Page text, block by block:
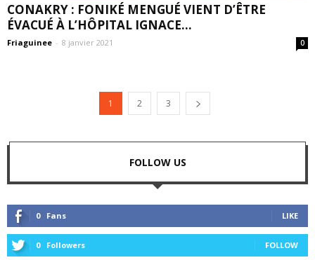
CONAKRY : FONIKÉ MENGUÉ VIENT D’ÊTRE
ÉVACUÉ À L’HÔPITAL IGNACE...
Friaguinee - 8 janvier 2021 0
1 2 3
FOLLOW US
0 Fans LIKE
0 Followers FOLLOW